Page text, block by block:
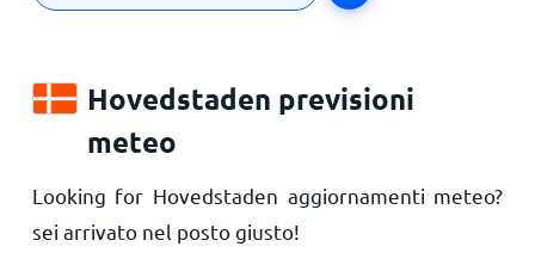
Hovedstaden previsioni
meteo
Looking for Hovedstaden aggiornamenti meteo?
sei arrivato nel posto giusto!